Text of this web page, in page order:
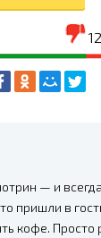
12
— и
пришли в
кофе.